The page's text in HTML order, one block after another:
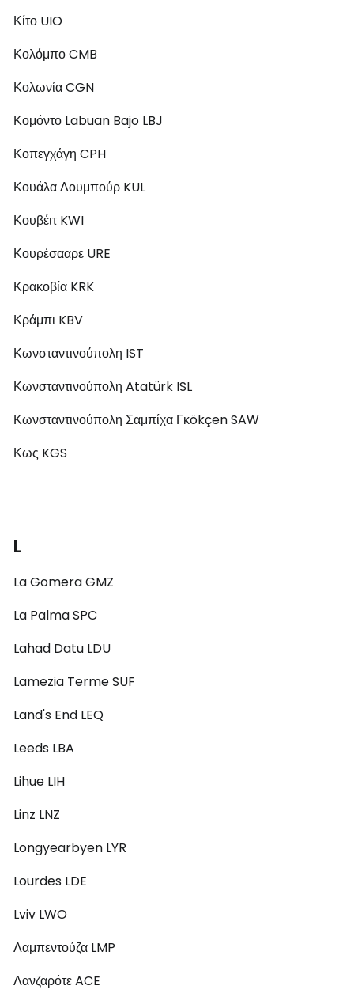
Κίτο UIO
Κολόμπο CMB
Κολωνία CGN
Κομόντο Labuan Bajo LBJ
Κοπεγχάγη CPH
Κουάλα Λουμπούρ KUL
Κουβέιτ KWI
Κουρέσααρε URE
Κρακοβία KRK
Κράμπι KBV
Κωνσταντινούπολη IST
Κωνσταντινούπολη Atatürk ISL
Κωνσταντινούπολη Σαμπίχα Γκökçen SAW
Κως KGS
L
La Gomera GMZ
La Palma SPC
Lahad Datu LDU
Lamezia Terme SUF
Land's End LEQ
Leeds LBA
Lihue LIH
Linz LNZ
Longyearbyen LYR
Lourdes LDE
Lviv LWO
Λαμπεντούζα LMP
Λανζαρότε ACE